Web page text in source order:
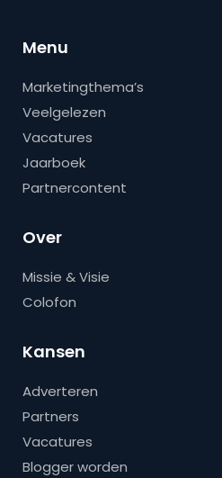
Menu
Marketingthema’s
Veelgelezen
Vacatures
Jaarboek
Partnercontent
Over
Missie & Visie
Colofon
Kansen
Adverteren
Partners
Vacatures
Blogger worden